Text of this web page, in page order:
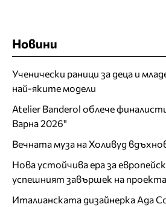
Новини
Ученически раници за деца и
най-яките модели
Atelier Banderol облече
Варна 2026"
Вечната муза на Холивуд
Нова устойчива ера за
успешният завършек на
Италианската дизайнерка Ада